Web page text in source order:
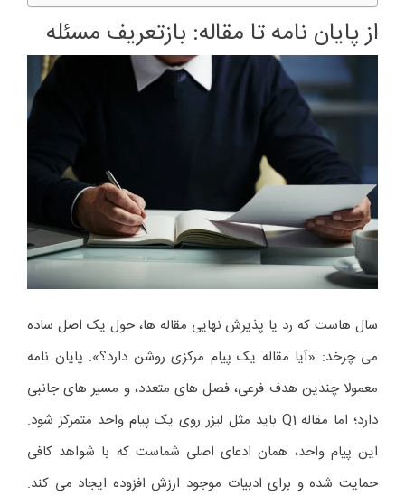
از پایان نامه تا مقاله: بازتعریف مسئله
سال هاست که رد یا پذیرش نهایی مقاله ها، حول یک اصل ساده
می چرخد: «آیا مقاله یک پیام مرکزی روشن دارد؟». پایان نامه
معمولا چندین هدف فرعی، فصل های متعدد، و مسیر های جانبی
دارد؛ اما مقاله Q1 باید مثل لیزر روی یک پیام واحد متمرکز شود.
این پیام واحد، همان ادعای اصلی شماست که با شواهد کافی
حمایت شده و برای ادبیات موجود ارزش افزوده ایجاد می کند.